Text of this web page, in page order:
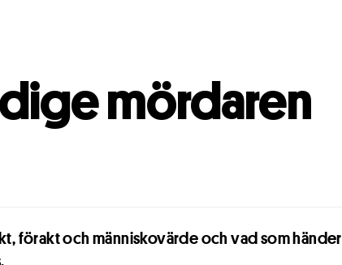
mördaren
förakt och människovärde och vad som händer